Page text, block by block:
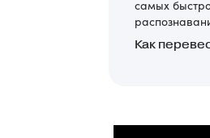
самых